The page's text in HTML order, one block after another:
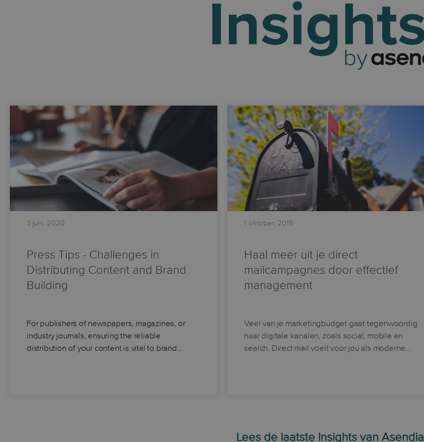
3 juni, 2020
Press Tips - Challenges in
Distributing Content and Brand
Building
For publishers of newspapers, magazines, or
industry journals, ensuring the reliable
distribution of your content is vital to brand…
1 oktober, 2019
Haal meer uit je direct
mailcampagnes door effectief
management
Veel van je marketingbudget gaat tegenwoordig
naar digitale kanalen, zoals social, mobile en
search. Direct mail voelt voor jou als moderne…
Lees de laatste Insights van Asendia